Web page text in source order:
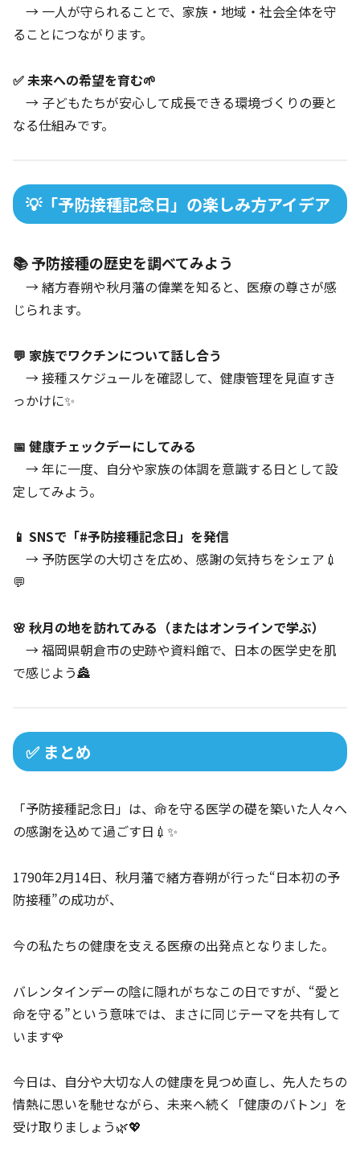
→ 一人が守られることで、家族・地域・社会全体を守
ることにつながります。
✅ 未来への希望を育む🌱
→ 子どもたちが安心して成長できる環境づくりの要と
なる仕組みです。
💡「予防接種記念日」の楽しみ方アイデア
📚 予防接種の歴史を調べてみよう
→ 緒方春朔や秋月藩の偉業を知ると、医療の尊さが感
じられます。
💬 家族でワクチンについて話し合う
→ 接種スケジュールを確認して、健康管理を見直すき
っかけに✨
📅 健康チェックデーにしてみる
→ 年に一度、自分や家族の体調を意識する日として設
定してみよう。
📱 SNSで「#予防接種記念日」を発信
→ 予防医学の大切さを広め、感謝の気持ちをシェア💉
💬
🌸 秋月の地を訪れてみる（またはオンラインで学ぶ）
→ 福岡県朝倉市の史跡や資料館で、日本の医学史を肌
で感じよう🏯
✅ まとめ
「予防接種記念日」は、命を守る医学の礎を築いた人々へ
の感謝を込めて過ごす日💉✨
1790年2月14日、秋月藩で緒方春朔が行った“日本初の予
防接種”の成功が、
今の私たちの健康を支える医療の出発点となりました。
バレンタインデーの陰に隠れがちなこの日ですが、“愛と
命を守る”という意味では、まさに同じテーマを共有して
います🌹
今日は、自分や大切な人の健康を見つめ直し、先人たちの
情熱に思いを馳せながら、未来へ続く「健康のバトン」を
受け取りましょう🌿💖